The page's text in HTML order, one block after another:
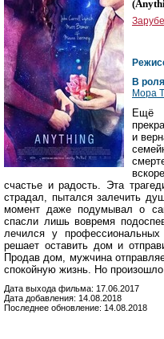
(
В
Мора
Ещё
и
счастье и радость. Эта
страдал, пытался залечить
момент даже подумывал о
спасли лишь вовремя
лечился у
решает оставить дом и
Продав дом, мужчина
спокойную жизнь. Но произошло
Дата выхода фильма: 17.06.2017
Дата добавления: 14.08.2018
Последнее обновление: 14.08.2018